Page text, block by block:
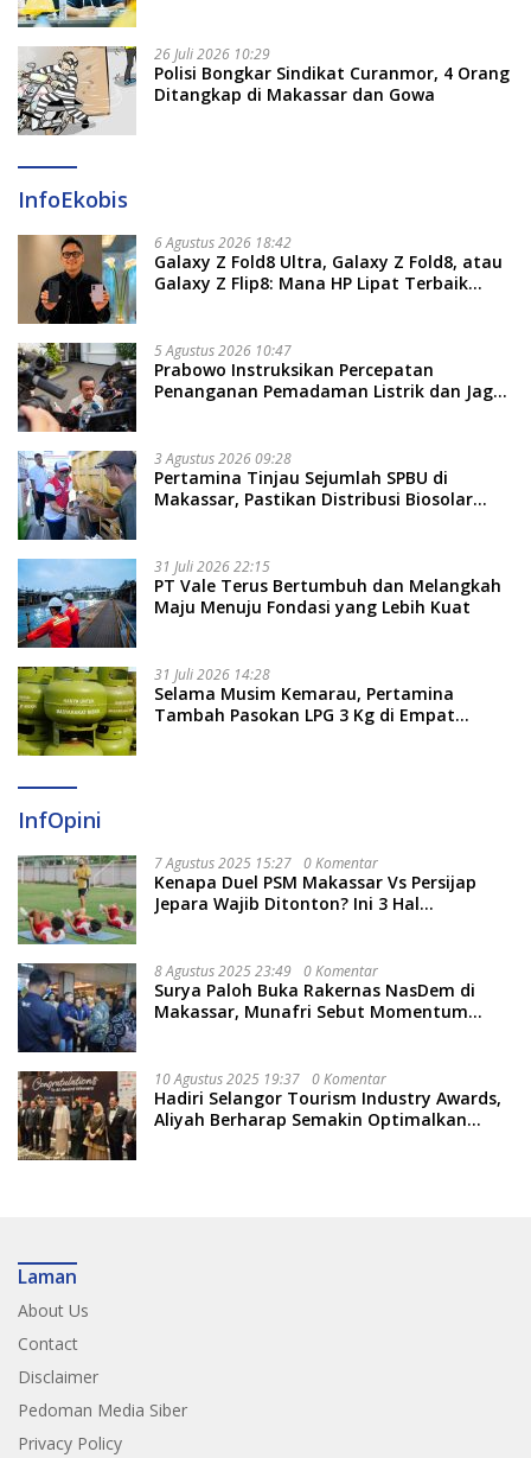
26 Juli 2026 10:29
Polisi Bongkar Sindikat Curanmor, 4 Orang
Ditangkap di Makassar dan Gowa
InfoEkobis
6 Agustus 2026 18:42
Galaxy Z Fold8 Ultra, Galaxy Z Fold8, atau
Galaxy Z Flip8: Mana HP Lipat Terbaik
5 Agustus 2026 10:47
Prabowo Instruksikan Percepatan
Penanganan Pemadaman Listrik dan Jaga
3 Agustus 2026 09:28
Pertamina Tinjau Sejumlah SPBU di
Makassar, Pastikan Distribusi Biosolar
31 Juli 2026 22:15
PT Vale Terus Bertumbuh dan Melangkah
Maju Menuju Fondasi yang Lebih Kuat
31 Juli 2026 14:28
Selama Musim Kemarau, Pertamina
Tambah Pasokan LPG 3 Kg di Empat
InfOpini
7 Agustus 2025 15:27 0 Komentar
Kenapa Duel PSM Makassar Vs Persijap
Jepara Wajib Ditonton? Ini 3 Hal
8 Agustus 2025 23:49 0 Komentar
Surya Paloh Buka Rakernas NasDem di
Makassar, Munafri Sebut Momentum
10 Agustus 2025 19:37 0 Komentar
Hadiri Selangor Tourism Industry Awards,
Aliyah Berharap Semakin Optimalkan
Laman
About Us
Contact
Disclaimer
Pedoman Media Siber
Privacy Policy